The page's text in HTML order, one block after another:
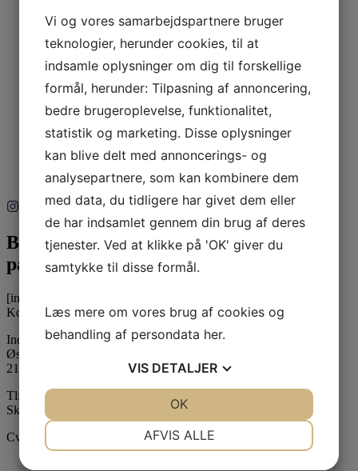
Gavekort
Kontakt os
Bliv inspireret
på Instagram
[instagram-feed feed=1]
Kontaktinformation
Inducon Spiegelau A/S
Østbanegade 21
2100 København Ø
Tlf:
+45 35 43 55 18
Skriv til os
Cvr.: 27968694
Vi og vores samarbejdspartnere bruger
teknologier, herunder cookies, til at
indsamle oplysninger om dig til forskellige
formål, herunder: Tilpasning af annoncering,
bedre brugeroplevelse, funktionalitet,
statistik og marketing. Disse oplysninger
kan blive delt med annoncerings- og
analysepartnere, som kan kombinere dem
med data, du tidligere har givet dem eller
de har indsamlet gennem din brug af deres
tjenester. Ved at klikke på 'OK' giver du
samtykke til disse formål.
Læs mere om vores brug af cookies og
behandling af persondata her.
VIS DETALJER
AFVIS ALLE
OK